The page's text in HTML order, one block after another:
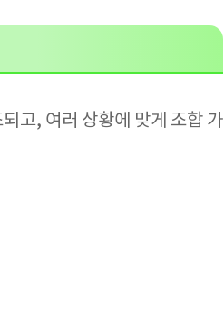
고, 여러 상황에 맞게 조합 가